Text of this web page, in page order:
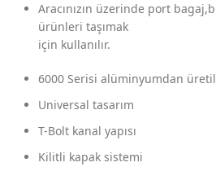
Aracınızın üzerinde port
ürünleri taşımak
için kullanılır.
6000 Serisi alüminyumdan
Universal tasarım
T-Bolt kanal yapısı
Kilitli kapak sistemi